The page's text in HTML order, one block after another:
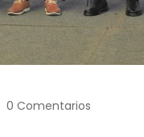
0 Comentarios